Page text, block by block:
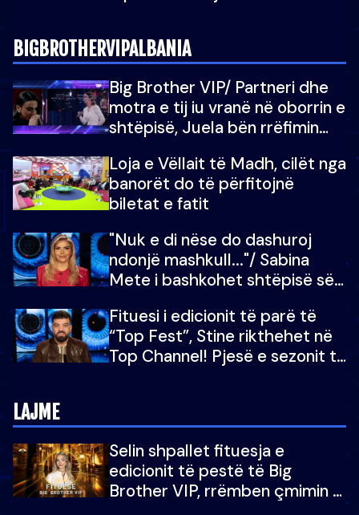
BIGBROTHERVIPALBANIA
Big Brother VIP/ Partneri dhe
motra e tij iu vranë në oborrin e
shtëpisë, Juela bën rrëfimin
do të martoheshim, por zemra
mu copëtua
Loja e Vëllait të Madh, cilët nga
banorët do të përfitojnë
biletat e fatit
"Nuk e di nëse do dashuroj
ndonjë mashkull..."/ Sabina
Mete i bashkohet shtëpisë së
për në fund!
Fituesi i edicionit të parë të
“Top Fest”, Stine rikthehet në
Top Channel! Pjesë e sezonit të
LAJME
Selin shpallet fituesja e
edicionit të pestë të Big
Brother VIP, rrëmben çmimin e